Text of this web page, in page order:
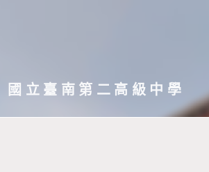
主國立臺南第二高級中學